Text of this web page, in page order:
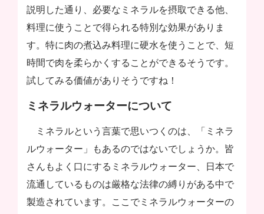
説明した通り、必要なミネラルを摂取できる他、
料理に使うことで得られる特別な効果がありま
す。特に肉の煮込み料理に硬水を使うことで、短
時間で肉を柔らかくすることができるそうです。
試してみる価値がありそうですね！
ミネラルウォーターについて
ミネラルという言葉で思いつくのは、「ミネラ
ルウォーター」もあるのではないでしょうか。皆
さんもよく口にするミネラルウォーター、日本で
流通しているものは厳格な法律の縛りがある中で
製造されています。ここでミネラルウォーターの